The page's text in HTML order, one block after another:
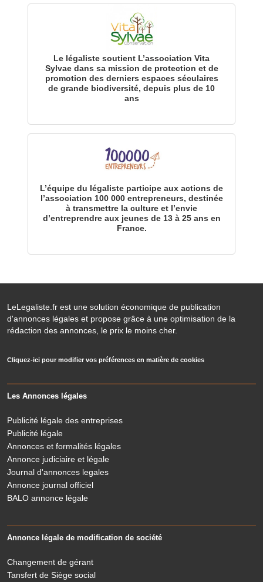
Le légaliste soutient L’association Vita
Sylvae dans sa mission de protection et de
promotion des derniers espaces séculaires
de grande biodiversité, depuis plus de 10
ans
L’équipe du légaliste participe aux actions de
l’association 100 000 entrepreneurs, destinée
à transmettre la culture et l’envie
d’entreprendre aux jeunes de 13 à 25 ans en
France.
LeLegaliste.fr est une solution économique de publication
d'annonces légales et propose grâce à une optimisation de la
rédaction des annonces, le prix le moins cher.
Cliquez-ici pour modifier vos préférences en matière de cookies
Les Annonces légales
Publicité légale des entreprises
Publicité légale
Annonces et formalités légales
Annonce judiciaire et légale
Journal d'annonces legales
Annonce journal officiel
BALO annonce légale
Annonce légale de modification de société
Changement de gérant
Tansfert de Siège social